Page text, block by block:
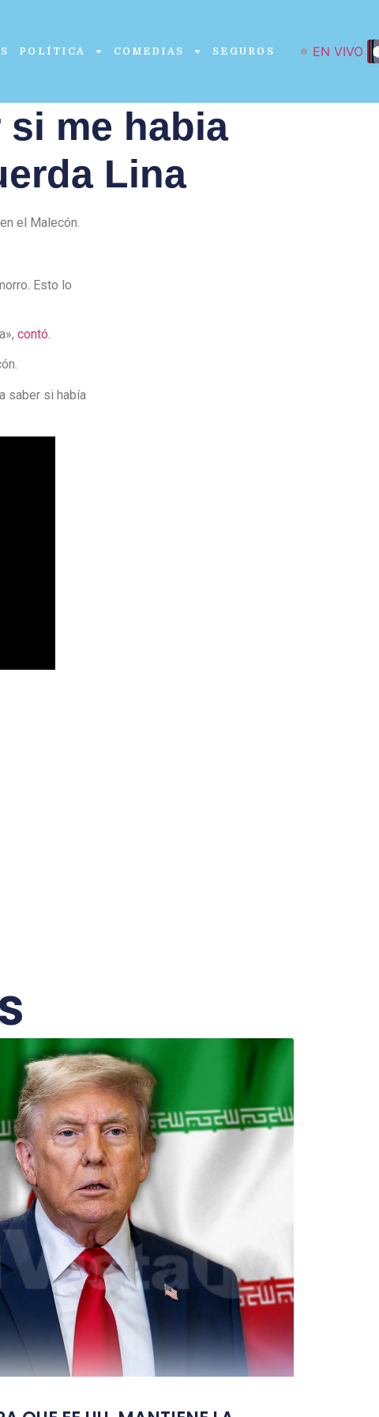
POLÍTICA COMEDIAS SEGUROS EN VIVO
si me habia
Lina
el Malecón.
Esto lo
contó.
saber si había